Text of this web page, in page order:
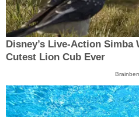
Disney’s Live-Action Simba
Cutest Lion Cub Ever